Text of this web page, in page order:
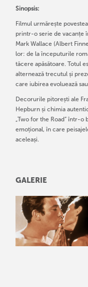
Sinopsis:
Filmul urmărește
printr-o serie de vacanțe
Mark Wallace (Albert
lor: de la începuturile
tăcere apăsătoare. Totul
alternează trecutul și
care iubirea evoluează
Decorurile pitorești ale
Hepburn și chimia
„Two for the Road” într-o
emoțional, în care
aceleași.
GALERIE